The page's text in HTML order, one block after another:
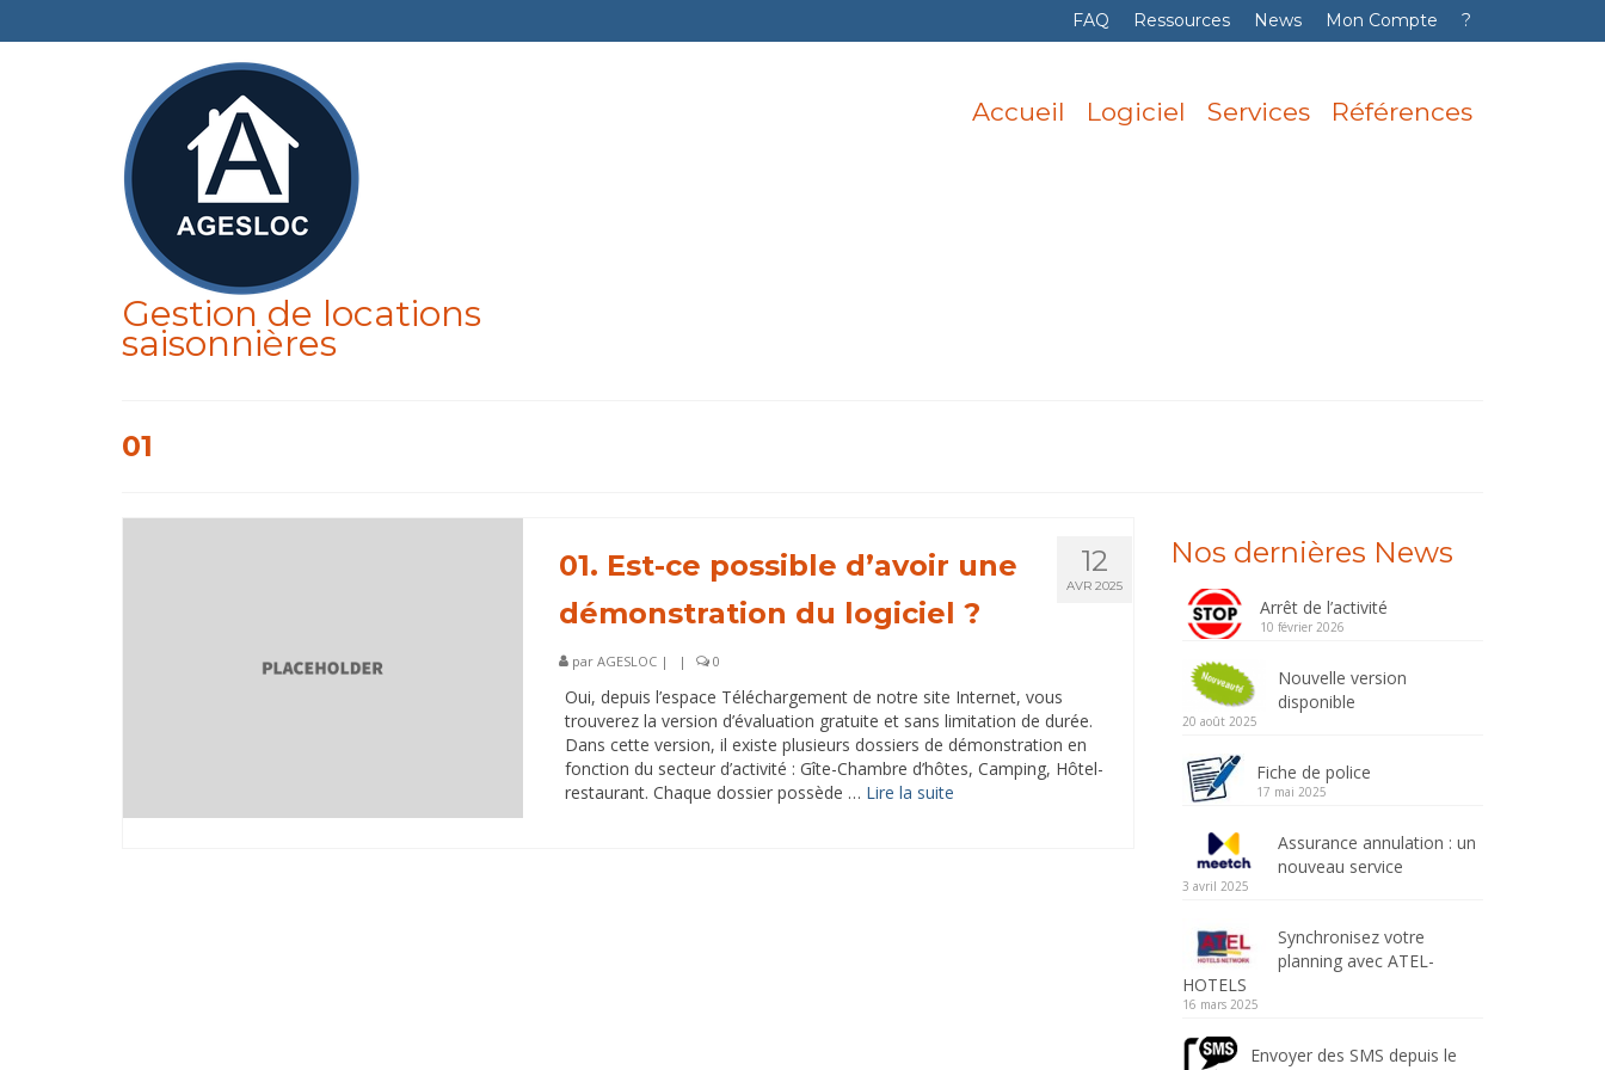
FAQ Ressources News Mon Compte ?
Gestion de locations
saisonnières
Accueil Logiciel Services Références
01
12
AVR 2025
01. Est-ce possible d’avoir une
démonstration du logiciel ?
par AGESLOC| | 0
Oui, depuis l’espace Téléchargement de notre site Internet, vous
trouverez la version d’évaluation gratuite et sans limitation de durée.
Dans cette version, il existe plusieurs dossiers de démonstration en
fonction du secteur d’activité : Gîte-Chambre d’hôtes, Camping, Hôtel-
restaurant. Chaque dossier possède … Lire la suite­­
Nos dernières News
Arrêt de l’activité
10 février 2026
Nouvelle version
disponible
20 août 2025
Fiche de police
17 mai 2025
Assurance annulation : un
nouveau service
3 avril 2025
Synchronisez votre
planning avec ATEL-
HOTELS
16 mars 2025
Envoyer des SMS depuis le